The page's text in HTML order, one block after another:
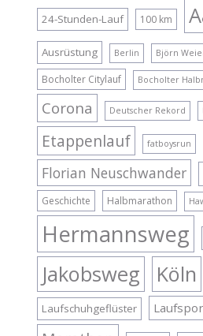
24-Stunden-Lauf 100 km
Ausrüstung Berlin Björn
Bocholter Citylauf Bocholter
Corona Deutscher Rekord
Etappenlauf fatboysrun
Florian Neuschwander
Geschichte Halbmarathon
Hermannsweg
Jakobsweg Köln
Laufschuhgeflüster